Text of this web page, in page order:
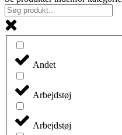
Andet
Arbejdstøj
Arbejdstøj